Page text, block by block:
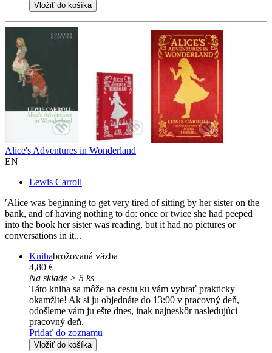
Vložiť do košíka
Alice's Adventures in Wonderland
EN
Lewis Carroll
′Alice was beginning to get very tired of sitting by her sister on the
bank, and of having nothing to do: once or twice she had peeped
into the book her sister was reading, but it had no pictures or
conversations in it...
Knihabrožovaná väzba
4,80 €
Na sklade > 5 ks
Táto kniha sa môže na cestu ku vám vybrať prakticky
okamžite! Ak si ju objednáte do 13:00 v pracovný deň,
odošleme vám ju ešte dnes, inak najneskôr nasledujúci
pracovný deň.
Pridať do zoznamu
Vložiť do košíka